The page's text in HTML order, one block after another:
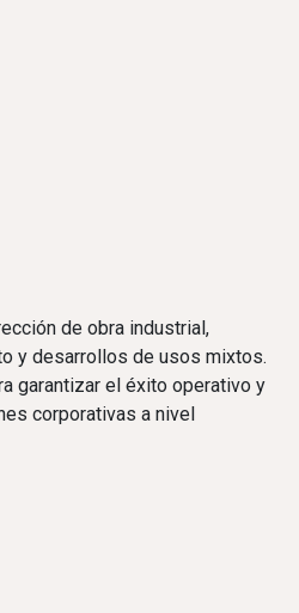
de obra industrial,
y desarrollos de usos mixtos.
garantizar el éxito operativo y
corporativas a nivel